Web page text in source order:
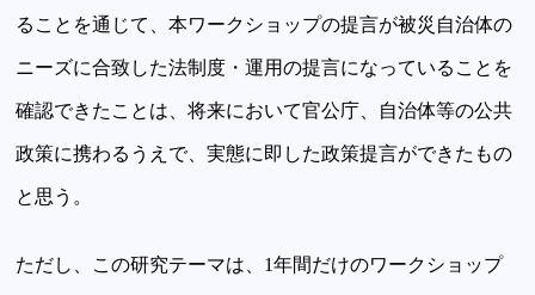
ることを通じて、本ワークショップの提言が被災自治体の
ニーズに合致した法制度・運用の提言になっていることを
確認できたことは、将来において官公庁、自治体等の公共
政策に携わるうえで、実態に即した政策提言ができたもの
と思う。
ただし、この研究テーマは、1年間だけのワークショップ